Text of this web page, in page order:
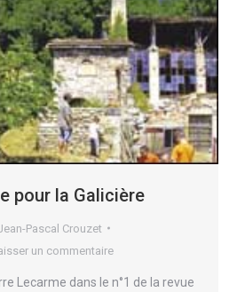
pour la Galicière
Pascal Crouzet
un commentaire
Lecarme dans le n°1 de la revue